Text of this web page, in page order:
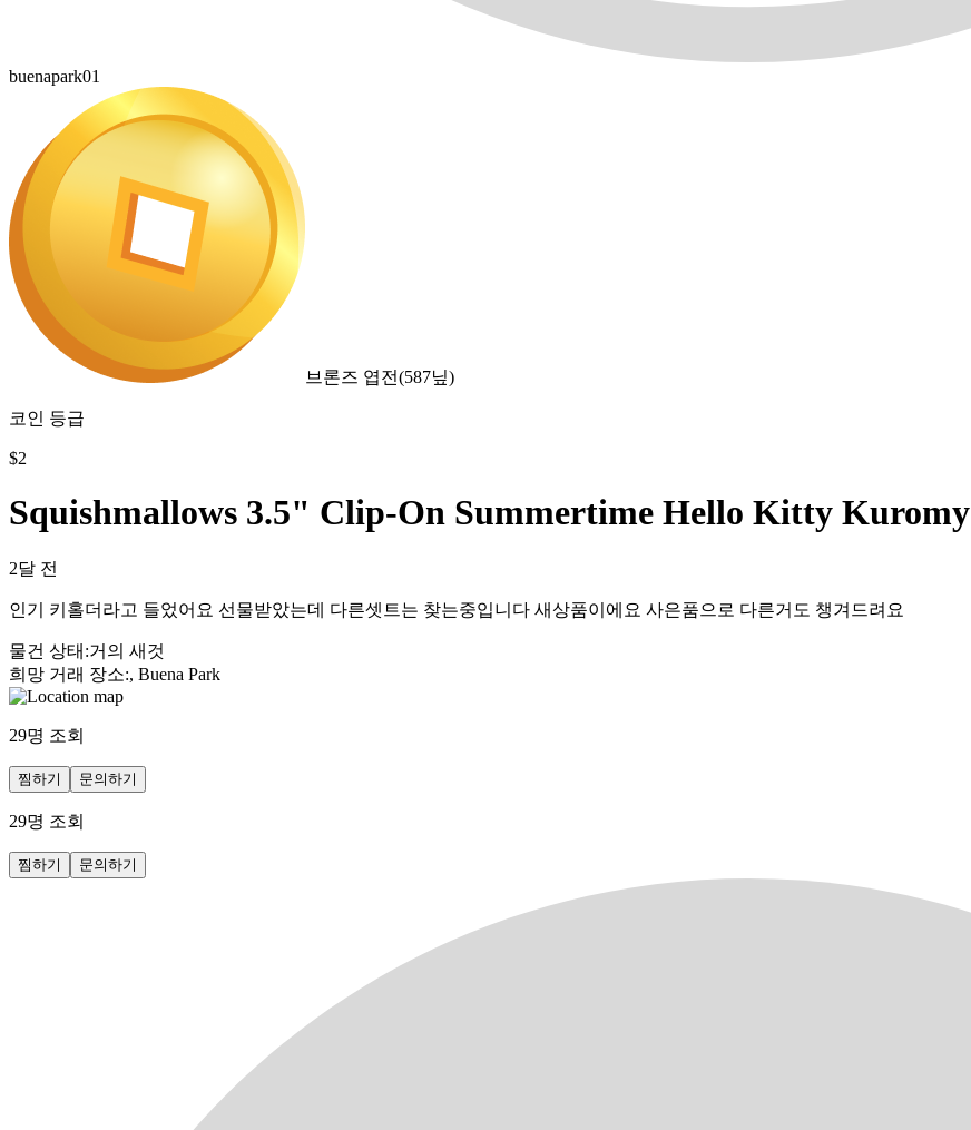
buenapark01
브론즈 엽전(587닢)
코인 등급
$2
Squishmallows 3.5" Clip-On Summertime Hello Kitty Kuromy
2달 전
인기 키홀더라고 들었어요 선물받았는데 다른셋트는 찾는중입니다 새상품이에요 사은품으로 다른거도 챙겨드려요
물건 상태 :거의 새것
희망 거래 장소:, Buena Park
29명 조회
찜하기 문의하기
29명 조회
찜하기 문의하기